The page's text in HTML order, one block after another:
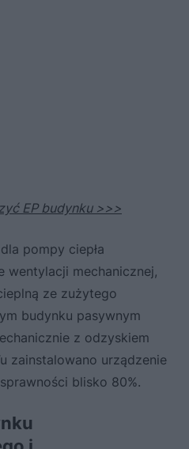
EP budynku >>>
pompy ciepła
wentylacji mechanicznej,
ze zużytego
budynku pasywnym
z odzyskiem
zainstalowano urządzenie
blisko 80%.